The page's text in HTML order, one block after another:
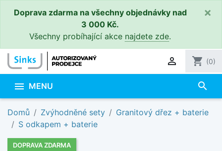
Doprava zdarma na všechny objednávky nad
3 000 Kč.
Všechny probíhající akce najdete zde.
×
 shopping_cart (0)
 MENU search
Domů Zvýhodněné sety
Granitový dřez + baterie
S odkapem + baterie
DOPRAVA ZDARMA